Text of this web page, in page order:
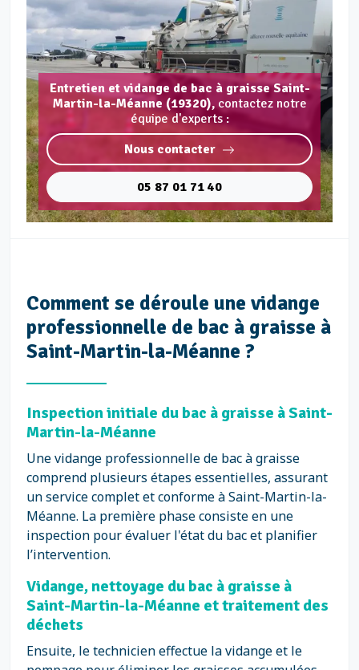
Entretien et vidange de bac à graisse Saint-
Martin-la-Méanne (19320), contactez notre
équipe d'experts :
Nous contacter
05 87 01 71 40
Comment se déroule une vidange
professionnelle de bac à graisse à
Saint-Martin-la-Méanne ?
Inspection initiale du bac à graisse à Saint-
Martin-la-Méanne
Une vidange professionnelle de bac à graisse
comprend plusieurs étapes essentielles, assurant
un service complet et conforme à Saint-Martin-la-
Méanne. La première phase consiste en une
inspection pour évaluer l'état du bac et planifier
l’intervention.
Vidange, nettoyage du bac à graisse à
Saint-Martin-la-Méanne et traitement des
déchets
Ensuite, le technicien effectue la vidange et le